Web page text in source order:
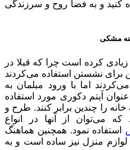
کنید و به فضا روح و سرزندگی
کرده است چرا که قبلا در
برای نشستن استفاده می‌کردند
اما با ورود مبلمان به
آیتم دکوری مورد استفاده
را چندین برابر کنند. طرح و
می‌توان از آنها در انواع
استفاده نمود. همچنین هماهنگ
منزل نیز ساده است و به